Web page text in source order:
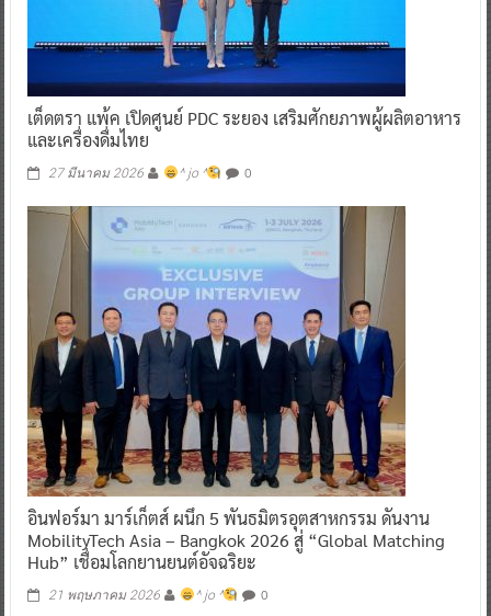
เต็ดตรา แพ้ค เปิดศูนย์ PDC ระยอง เสริมศักยภาพผู้ผลิตอาหาร
และเครื่องดื่มไทย
27 มีนาคม 2026 ^ jo ^ 0
อินฟอร์มา มาร์เก็ตส์ ผนึก 5 พันธมิตรอุตสาหกรรม ดันงาน
MobilityTech Asia – Bangkok 2026 สู่ “Global Matching
Hub” เชื่อมโลกยานยนต์อัจฉริยะ
21 พฤษภาคม 2026 ^ jo ^ 0